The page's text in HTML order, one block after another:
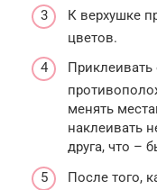
К верхушке
цветов.
менять
наклеивать
друга, что –
После того,